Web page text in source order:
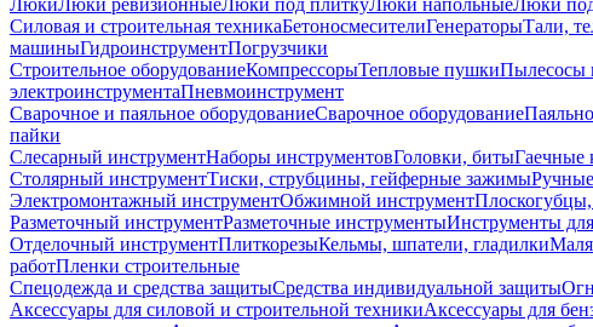
ЛюкиЛюки ревизионныеЛюки под плиткуЛюки напольныеЛюки
Силовая и строительная техникаБетоносмесителиГенераторыТали,
машиныГидроинструментПогрузчики
Строительное оборудованиеКомпрессорыТепловые пушкиПылесосы
электроинструментаПневмоинструмент
Сварочное и паяльное оборудованиеСварочное оборудование
пайки
Слесарный инструментНаборы инструментовГоловки, битыГаечные
Столярный инструментТиски, струбцины, гейферные зажимы
Электромонтажный инструментОбжимной инструмент
Разметочный инструментРазметочные инструментыИнструменты
Отделочный инструментПлиткорезыКельмы, шпатели, гладилки
работПленки строительные
Спецодежда и средства защитыСредства индивидуальной защиты
Аксессуары для силовой и строительной техникиАксессуары для